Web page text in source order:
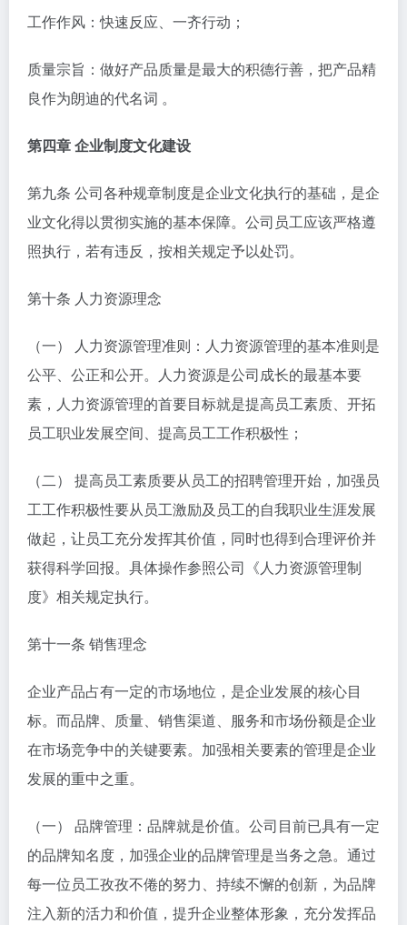
工作作风：快速反应、一齐行动；
质量宗旨：做好产品质量是最大的积德行善，把产品精
良作为朗迪的代名词 。
第四章 企业制度文化建设
第九条 公司各种规章制度是企业文化执行的基础，是企
业文化得以贯彻实施的基本保障。公司员工应该严格遵
照执行，若有违反，按相关规定予以处罚。
第十条 人力资源理念
（一） 人力资源管理准则：人力资源管理的基本准则是
公平、公正和公开。人力资源是公司成长的最基本要
素，人力资源管理的首要目标就是提高员工素质、开拓
员工职业发展空间、提高员工工作积极性；
（二） 提高员工素质要从员工的招聘管理开始，加强员
工工作积极性要从员工激励及员工的自我职业生涯发展
做起，让员工充分发挥其价值，同时也得到合理评价并
获得科学回报。具体操作参照公司《人力资源管理制
度》相关规定执行。
第十一条 销售理念
企业产品占有一定的市场地位，是企业发展的核心目
标。而品牌、质量、销售渠道、服务和市场份额是企业
在市场竞争中的关键要素。加强相关要素的管理是企业
发展的重中之重。
（一） 品牌管理：品牌就是价值。公司目前已具有一定
的品牌知名度，加强企业的品牌管理是当务之急。通过
每一位员工孜孜不倦的努力、持续不懈的创新，为品牌
注入新的活力和价值，提升企业整体形象，充分发挥品